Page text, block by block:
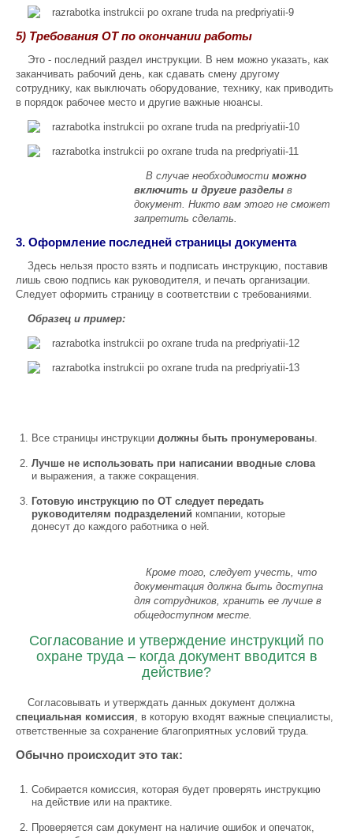
5) Требования ОТ по окончании работы
Это - последний раздел инструкции. В нем можно указать, как
заканчивать рабочий день, как сдавать смену другому
сотруднику, как выключать оборудование, технику, как приводить
в порядок рабочее место и другие важные нюансы.
В случае необходимости можно
включить и другие разделы в
документ. Никто вам этого не сможет
запретить сделать.
3. Оформление последней страницы документа
Здесь нельзя просто взять и подписать инструкцию, поставив
лишь свою подпись как руководителя, и печать организации.
Следует оформить страницу в соответствии с требованиями.
Образец и пример:
Все страницы инструкции должны быть пронумерованы.
Лучше не использовать при написании вводные слова
и выражения, а также сокращения.
Готовую инструкцию по ОТ следует передать
руководителям подразделений компании, которые
донесут до каждого работника о ней.
Кроме того, следует учесть, что
документация должна быть доступна
для сотрудников, хранить ее лучше в
общедоступном месте.
Согласование и утверждение инструкций по
охране труда – когда документ вводится в
действие?
Согласовывать и утверждать данных документ должна
специальная комиссия, в которую входят важные специалисты,
ответственные за сохранение благоприятных условий труда.
Обычно происходит это так:
Собирается комиссия, которая будет проверять инструкцию
на действие или на практике.
Проверяется сам документ на наличие ошибок и опечаток,